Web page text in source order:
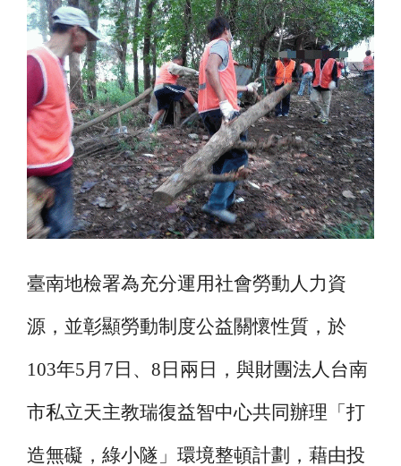
臺南地檢署為充分運用社會勞動人力資
源，並彰顯勞動制度公益關懷性質，於
103年5月7日、8日兩日，與財團法人台南
市私立天主教瑞復益智中心共同辦理「打
造無礙，綠小隧」環境整頓計劃，藉由投